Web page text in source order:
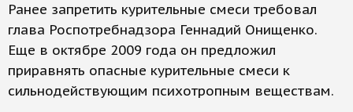
Ранее запретить курительные смеси требовал
глава Роспотребнадзора Геннадий Онищенко.
Еще в октябре 2009 года он предложил
приравнять опасные курительные смеси к
сильнодействующим психотропным веществам.